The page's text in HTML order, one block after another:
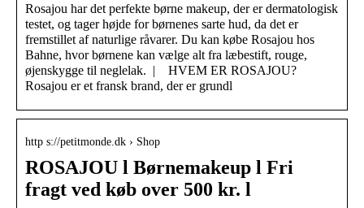
Rosajou har det perfekte børne makeup, der er dermatologisk
testet, og tager højde for børnenes sarte hud, da det er
fremstillet af naturlige råvarer. Du kan købe Rosajou hos
Bahne, hvor børnene kan vælge alt fra læbestift, rouge,
øjenskygge til neglelak. | HVEM ER ROSAJOU?
Rosajou er et fransk brand, der er grundl
http s://petitmonde.dk › Shop
ROSAJOU l Børnemakeup l Fri
fragt ved køb over 500 kr. l